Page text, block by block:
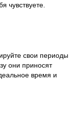
чувствуете.
свои периоды
они приносят
время и